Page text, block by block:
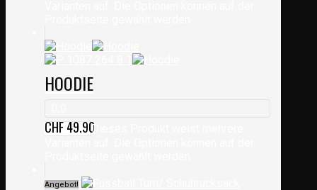
HOODIE
CHF49.90Dieses Produkt weist mehrere
Angebot!